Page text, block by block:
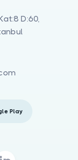
D:60,
Play